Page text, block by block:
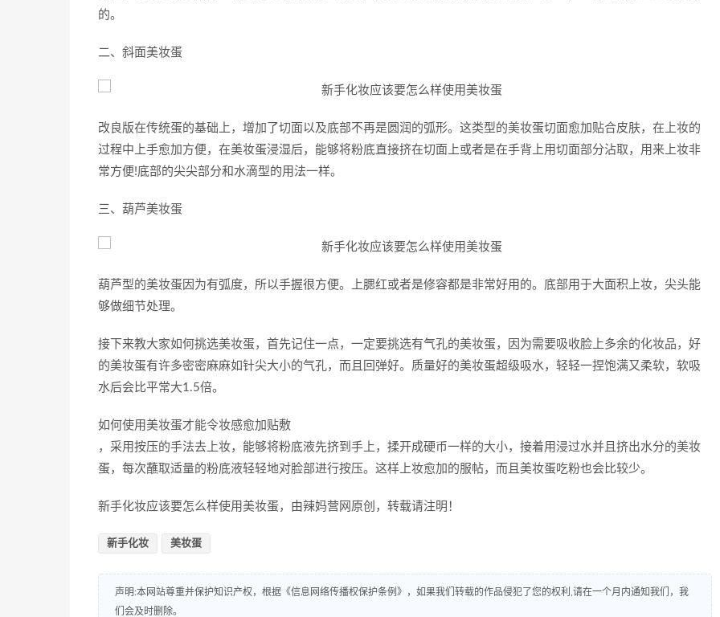
的。
二、斜面美妆蛋
改良版在传统蛋的基础上，增加了切面以及底部不再是圆润的弧形。这类型的美妆蛋切面愈加贴合皮肤，在上妆的
过程中上手愈加方便，在美妆蛋浸湿后，能够将粉底直接挤在切面上或者是在手背上用切面部分沾取，用来上妆非
常方便!底部的尖尖部分和水滴型的用法一样。
三、葫芦美妆蛋
葫芦型的美妆蛋因为有弧度，所以手握很方便。上腮红或者是修容都是非常好用的。底部用于大面积上妆，尖头能
够做细节处理。
接下来教大家如何挑选美妆蛋，首先记住一点，一定要挑选有气孔的美妆蛋，因为需要吸收脸上多余的化妆品，好
的美妆蛋有许多密密麻麻如针尖大小的气孔，而且回弹好。质量好的美妆蛋超级吸水，轻轻一捏饱满又柔软，软吸
水后会比平常大1.5倍。
如何使用美妆蛋才能令妆感愈加贴敷
，采用按压的手法去上妆，能够将粉底液先挤到手上，揉开成硬币一样的大小，接着用浸过水并且挤出水分的美妆
蛋，每次蘸取适量的粉底液轻轻地对脸部进行按压。这样上妆愈加的服帖，而且美妆蛋吃粉也会比较少。
新手化妆应该要怎么样使用美妆蛋，由辣妈营网原创，转载请注明！
新手化妆 美妆蛋
声明:本网站尊重并保护知识产权，根据《信息网络传播权保护条例》，如果我们转载的作品侵犯了您的权利,请在一个月内通知我们，我
们会及时删除。